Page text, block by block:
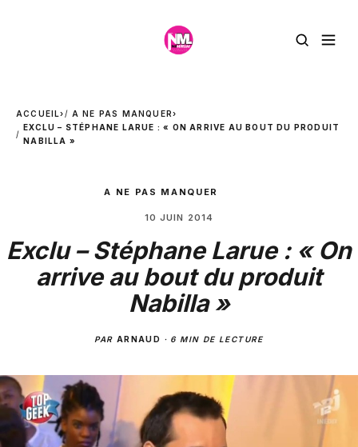
ACCUEIL› A NE PAS MANQUER›
EXCLU – STÉPHANE LARUE : « ON ARRIVE AU BOUT DU PRODUIT
NABILLA »
A NE PAS MANQUER
10 JUIN 2014
Exclu – Stéphane Larue : « On
arrive au bout du produit
Nabilla »
PAR ARNAUD · 6 MIN DE LECTURE